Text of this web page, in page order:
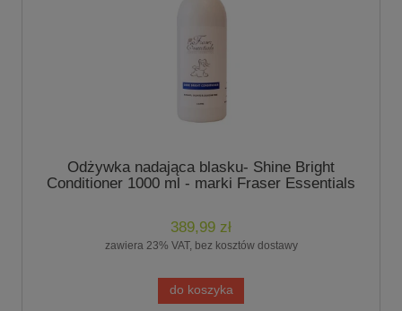
Odżywka nadająca blasku- Shine Bright
Conditioner 1000 ml - marki Fraser Essentials
389,99 zł
zawiera 23% VAT, bez kosztów dostawy
do koszyka